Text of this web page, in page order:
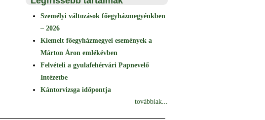
Személyi változások főegyházmegyénkben
– 2026
Kiemelt főegyházmegyei események a
Márton Áron emlékévben
Felvételi a gyulafehérvári Papnevelő
Intézetbe
Kántorvizsga időpontja
továbbiak...